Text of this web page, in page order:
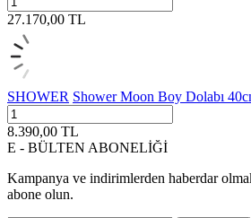
27.170,00 TL
SHOWER Shower Moon Boy Dolabı
8.390,00 TL
E - BÜLTEN ABONELİĞİ
Kampanya ve indirimlerden haberdar
abone olun.